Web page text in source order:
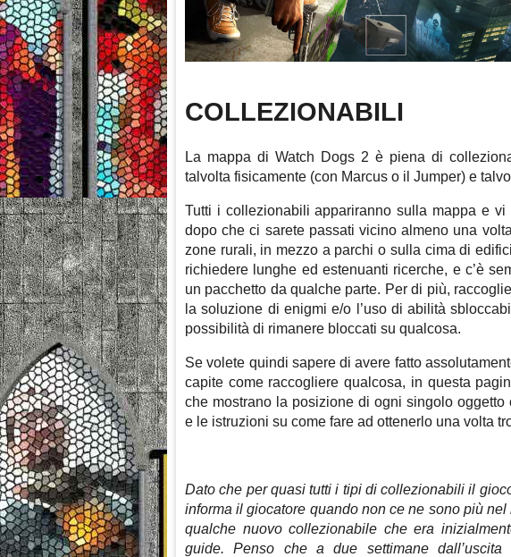
COLLEZIONABILI
La mappa di Watch Dogs 2 è piena di
talvolta fisicamente (con Marcus o il Jumper) e
Tutti i collezionabili appariranno sulla mappa e vi
dopo che ci sarete passati vicino almeno una
zone rurali, in mezzo a parchi o sulla cima di
richiedere lunghe ed estenuanti ricerche, e c’è
un pacchetto da qualche parte. Per di più,
la soluzione di enigmi e/o l’uso di abilità
possibilità di rimanere bloccati su qualcosa.
Se volete quindi sapere di avere fatto
capite come raccogliere qualcosa, in questa
che mostrano la posizione di ogni singolo
e le istruzioni su come fare ad ottenerlo una volta
Dato che per quasi tutti i tipi di collezionabili il
informa il giocatore quando non ce ne sono più
qualche nuovo collezionabile che era
guide. Penso che a due settimane